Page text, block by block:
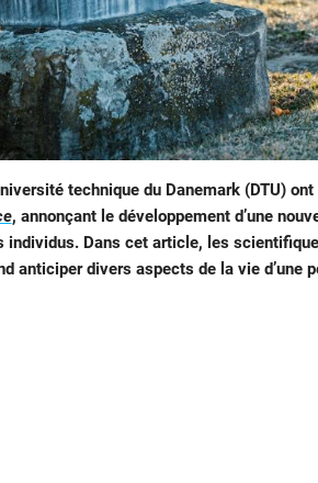
technique du Danemark (DTU)
, annonçant le développement d’une
individus. Dans cet article, les
anticiper divers aspects de la vie d’une